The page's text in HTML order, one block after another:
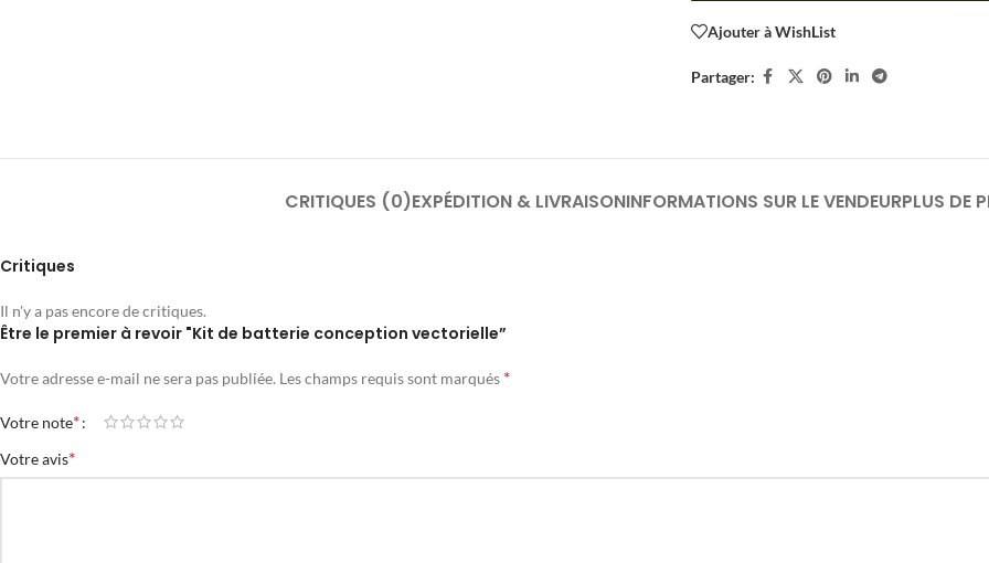
Ajouter à WishList
Partager:
CRITIQUES (0)EXPÉDITION & LIVRAISONINFORMATIONS SUR LE VENDEURPLUS DE
Critiques
Il n'y a pas encore de critiques.
Être le premier à revoir "Kit de batterie conception vectorielle”
Votre adresse e-mail ne sera pas publiée. Les champs requis sont marqués *
Votre note*
Votre avis*